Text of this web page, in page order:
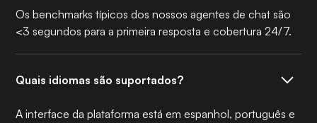
Os benchmarks típicos dos nossos agentes de chat são
<3 segundos para a primeira resposta e cobertura 24/7.
Quais idiomas são suportados?
A interface da plataforma está em espanhol, português e